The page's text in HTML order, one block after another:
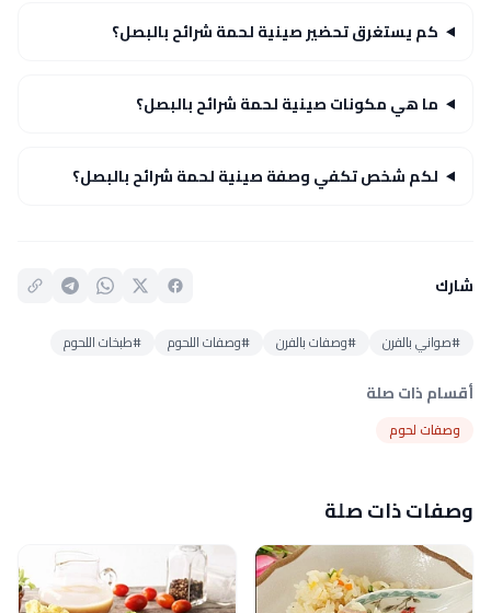
كم يستغرق تحضير صينية لحمة شرائح بالبصل؟
ما هي مكونات صينية لحمة شرائح بالبصل؟
لكم شخص تكفي وصفة صينية لحمة شرائح بالبصل؟
شارك
#صواني بالفرن #وصفات بالفرن #وصفات اللحوم #طبخات اللحوم
أقسام ذات صلة
وصفات لحوم
وصفات ذات صلة